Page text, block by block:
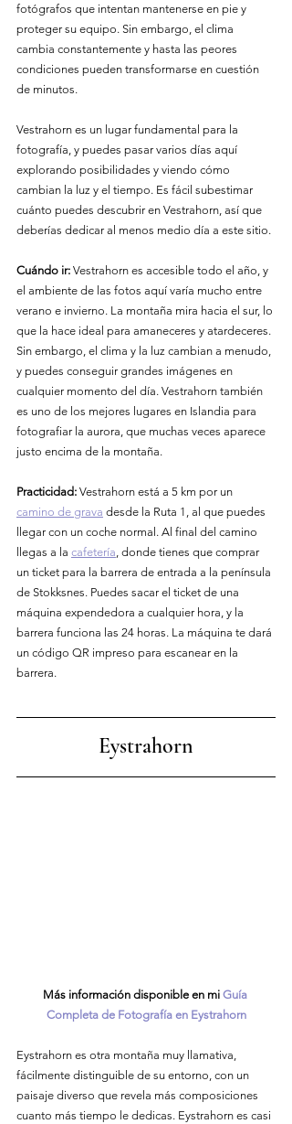
fotógrafos que intentan mantenerse en pie y
proteger su equipo. Sin embargo, el clima
cambia constantemente y hasta las peores
condiciones pueden transformarse en cuestión
de minutos.
Vestrahorn es un lugar fundamental para la
fotografía, y puedes pasar varios días aquí
explorando posibilidades y viendo cómo
cambian la luz y el tiempo. Es fácil subestimar
cuánto puedes descubrir en Vestrahorn, así que
deberías dedicar al menos medio día a este sitio.
Cuándo ir: Vestrahorn es accesible todo el año, y
el ambiente de las fotos aquí varía mucho entre
verano e invierno. La montaña mira hacia el sur, lo
que la hace ideal para amaneceres y atardeceres.
Sin embargo, el clima y la luz cambian a menudo,
y puedes conseguir grandes imágenes en
cualquier momento del día. Vestrahorn también
es uno de los mejores lugares en Islandia para
fotografiar la aurora, que muchas veces aparece
justo encima de la montaña.
Practicidad: Vestrahorn está a 5 km por un
camino de grava desde la Ruta 1, al que puedes
llegar con un coche normal. Al final del camino
llegas a la cafetería , donde tienes que comprar
un ticket para la barrera de entrada a la península
de Stokksnes. Puedes sacar el ticket de una
máquina expendedora a cualquier hora, y la
barrera funciona las 24 horas. La máquina te dará
un código QR impreso para escanear en la
barrera.
Eystrahorn
Más información disponible en mi Guía
Completa de Fotografía en Eystrahorn
Eystrahorn es otra montaña muy llamativa,
fácilmente distinguible de su entorno, con un
paisaje diverso que revela más composiciones
cuanto más tiempo le dedicas. Eystrahorn es casi